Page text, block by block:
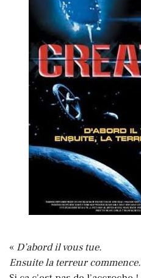
« D’abord il vous tue.
Ensuite la terreur commence.